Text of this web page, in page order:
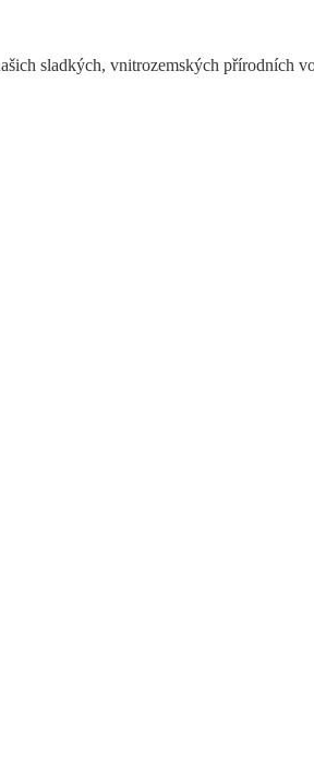
sladkých, vnitrozemských přírodních